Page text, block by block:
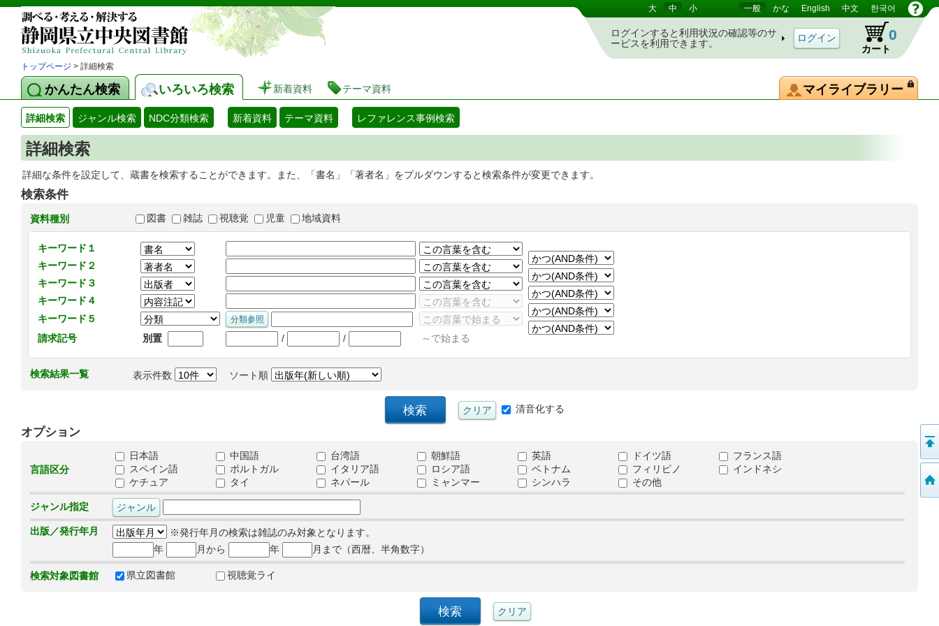
静岡県立図書館 蔵書検索・予約システム 大 中 小 一般 かな English 中文 한국어
ログインすると利用状況の確認等のサ
ービスを利用できます。
カート
0
トップページ > 詳細検索
かんたん検索 いろいろ検索 新着資料 テーマ資料 マイライブラリー
詳細検索 ジャンル検索 NDC分類検索 新着資料 テーマ資料 レファレンス事例検索
詳細検索
詳細な条件を設定して、蔵書を検索することができます。また、「書名」「著者名」をプルダウンすると検索条件が変更できます。
検索条件
資料種別 図書 雑誌 視聴覚 児童 地域資料
キーワード１
キーワード２
キーワード３
キーワード４
キーワード５
請求記号
別置 / / ～で始まる
検索結果一覧 表示件数 ソート順
清音化する
オプション
言語区分
日本語 中国語 台湾語 朝鮮語 英語 ドイツ語
フランス語
スペイン語
ポルトガル イタリア語 ロシア語 ベトナム フィリピノ
インドネシ
ケチュア
タイ ネパール ミャンマー シンハラ その他
ジャンル指定
出版／発行年月
※発行年月の検索は雑誌のみ対象となります。
年
月から 年 月まで（西暦、半角数字）
検索対象図書館 県立図書館 視聴覚ライ